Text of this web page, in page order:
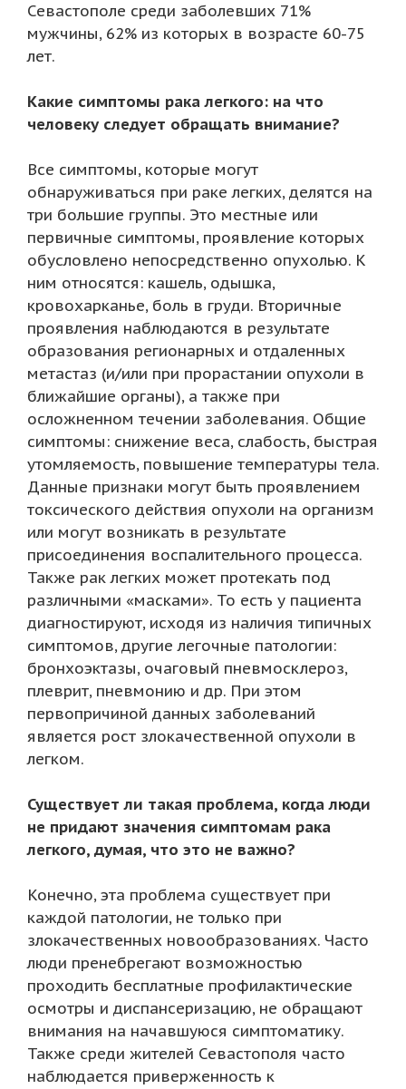
Севастополе среди заболевших 71%
мужчины, 62% из которых в возрасте 60-75
лет.
Какие симптомы рака легкого: на что
человеку следует обращать внимание?
Все симптомы, которые могут
обнаруживаться при раке легких, делятся на
три большие группы. Это местные или
первичные симптомы, проявление которых
обусловлено непосредственно опухолью. К
ним относятся: кашель, одышка,
кровохарканье, боль в груди. Вторичные
проявления наблюдаются в результате
образования регионарных и отдаленных
метастаз (и/или при прорастании опухоли в
ближайшие органы), а также при
осложненном течении заболевания. Общие
симптомы: снижение веса, слабость, быстрая
утомляемость, повышение температуры тела.
Данные признаки могут быть проявлением
токсического действия опухоли на организм
или могут возникать в результате
присоединения воспалительного процесса.
Также рак легких может протекать под
различными «масками». То есть у пациента
диагностируют, исходя из наличия типичных
симптомов, другие легочные патологии:
бронхоэктазы, очаговый пневмосклероз,
плеврит, пневмонию и др. При этом
первопричиной данных заболеваний
является рост злокачественной опухоли в
легком.
Существует ли такая проблема, когда люди
не придают значения симптомам рака
легкого, думая, что это не важно?
Конечно, эта проблема существует при
каждой патологии, не только при
злокачественных новообразованиях. Часто
люди пренебрегают возможностью
проходить бесплатные профилактические
осмотры и диспансеризацию, не обращают
внимания на начавшуюся симптоматику.
Также среди жителей Севастополя часто
наблюдается приверженность к